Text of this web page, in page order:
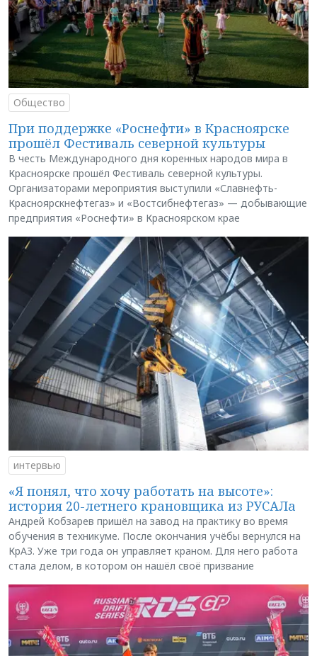
Общество
При поддержке «Роснефти» в Красноярске
прошёл Фестиваль северной культуры
В честь Международного дня коренных народов мира в
Красноярске прошёл Фестиваль северной культуры.
Организаторами мероприятия выступили «Славнефть-
Красноярскнефтегаз» и «Востсибнефтегаз» — добывающие
предприятия «Роснефти» в Красноярском крае
интервью
«Я понял, что хочу работать на высоте»:
история 20-летнего крановщика из РУСАЛа
Андрей Кобзарев пришёл на завод на практику во время
обучения в техникуме. После окончания учёбы вернулся на
КрАЗ. Уже три года он управляет краном. Для него работа
стала делом, в котором он нашёл своё призвание